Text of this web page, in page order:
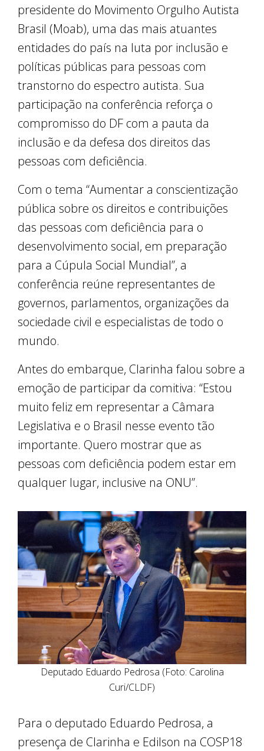
presidente do Movimento Orgulho Autista
Brasil (Moab), uma das mais atuantes
entidades do país na luta por inclusão e
políticas públicas para pessoas com
transtorno do espectro autista. Sua
participação na conferência reforça o
compromisso do DF com a pauta da
inclusão e da defesa dos direitos das
pessoas com deficiência.
Com o tema “Aumentar a conscientização
pública sobre os direitos e contribuições
das pessoas com deficiência para o
desenvolvimento social, em preparação
para a Cúpula Social Mundial”, a
conferência reúne representantes de
governos, parlamentos, organizações da
sociedade civil e especialistas de todo o
mundo.
Antes do embarque, Clarinha falou sobre a
emoção de participar da comitiva: “Estou
muito feliz em representar a Câmara
Legislativa e o Brasil nesse evento tão
importante. Quero mostrar que as
pessoas com deficiência podem estar em
qualquer lugar, inclusive na ONU”.
Deputado Eduardo Pedrosa (Foto: Carolina
Curi/CLDF)
Para o deputado Eduardo Pedrosa, a
presença de Clarinha e Edilson na COSP18